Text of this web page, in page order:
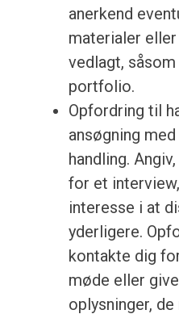
anerkend
materialer
vedlagt,
portfolio.
Opfordring til
ansøgning
handling.
for et
interesse i at
yderligere.
kontakte dig
møde eller
oplysninger,